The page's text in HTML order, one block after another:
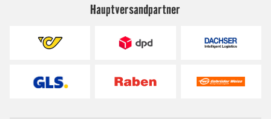
Hauptversandpartner